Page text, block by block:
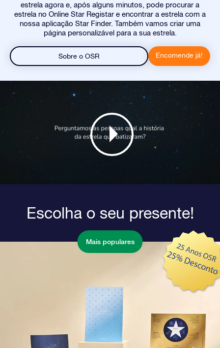
estrela agora e, após alguns minutos, pode procurar a
estrela no Online Star Registar e encontrar a estrela com a
nossa aplicação Star Finder. Também vamos criar uma
página personalizável para a sua estrela.
Sobre o OSR Encomende já!
Escolha o seu presente!
Mais populares